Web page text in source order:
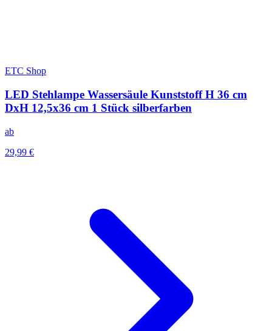
ETC Shop
LED Stehlampe Wassersäule Kunststoff H 36 cm
DxH 12,5x36 cm 1 Stück silberfarben
ab
29,99 €